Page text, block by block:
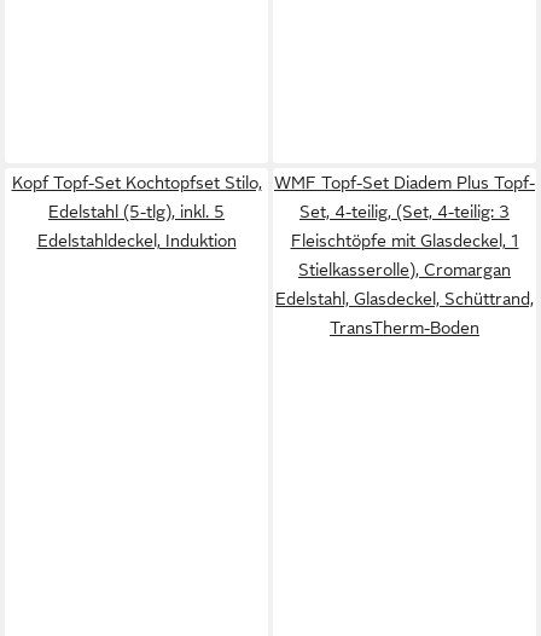
Kopf Topf-Set Kochtopfset Stilo,
Edelstahl (5-tlg), inkl. 5
Edelstahldeckel, Induktion
WMF Topf-Set Diadem Plus Topf-
Set, 4-teilig, (Set, 4-teilig: 3
Fleischtöpfe mit Glasdeckel, 1
Stielkasserolle), Cromargan
Edelstahl, Glasdeckel, Schüttrand,
TransTherm-Boden